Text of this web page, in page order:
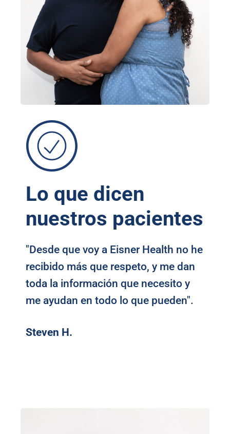
Lo que dicen
nuestros pacientes
"Desde que voy a Eisner Health no he
recibido más que respeto, y me dan
toda la información que necesito y
me ayudan en todo lo que pueden".
Steven H.